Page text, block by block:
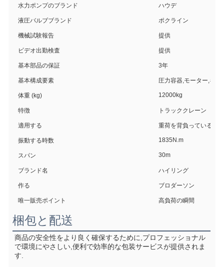
水力ポンプのブランド ハウデ
液圧バルブブランド ポクライン
機械試験報告 提供
ビデオ出勤検査 提供
基本部品の保証 3年
基本構成要素 圧力容器,モーター,ギア
体重 (kg) 12000kg
特徴 トラッククレーン
適用する 重荷を背負っている
振動する時数 1835N.m
スパン 30m
ブランド名 ハイリング
作る ブロダーソン
唯一販売ポイント 高負荷の瞬間
梱包と配送
商品の安全性をより良く確保するために,プロフェッショナル
で環境にやさしい,便利で効率的な包装サービスが提供されま
す.